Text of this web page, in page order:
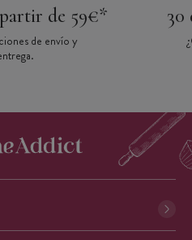
de 59€*
de envío y
30